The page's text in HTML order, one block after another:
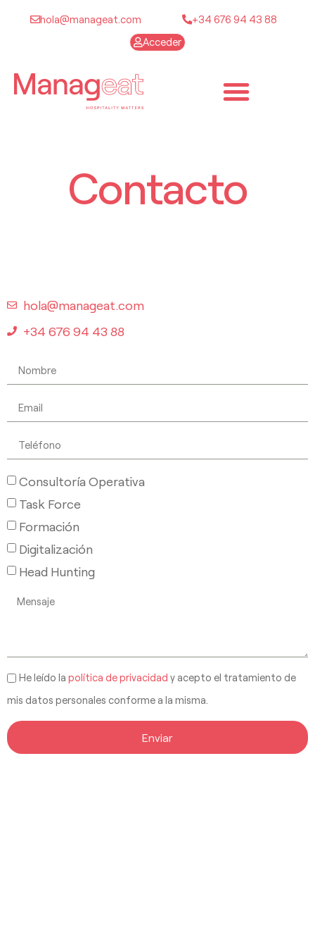
hola@manageat.com
+34 676 94 43 88
Acceder
Contacto
hola@manageat.com
+34 676 94 43 88
Consultoría Operativa
Task Force
Formación
Digitalización
Head Hunting
He leído la política de privacidad y acepto el tratamiento de
mis datos personales conforme a la misma.
Enviar